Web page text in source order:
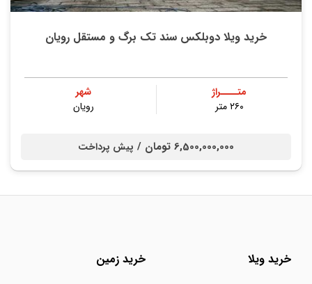
خرید ویلا دوبلکس سند تک برگ و مستقل رویان
متــــراژ
۲۶۰ متر
شهر
رویان
6,500,000,000 تومان / پیش پرداخت
خرید ویلا خرید زمین